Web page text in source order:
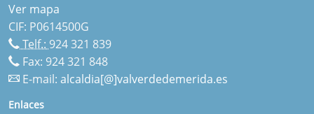
Ver mapa
CIF: P0614500G
Telf.: 924 321 839
Fax: 924 321 848
E-mail: alcaldia[@]valverdedemerida.es
Enlaces